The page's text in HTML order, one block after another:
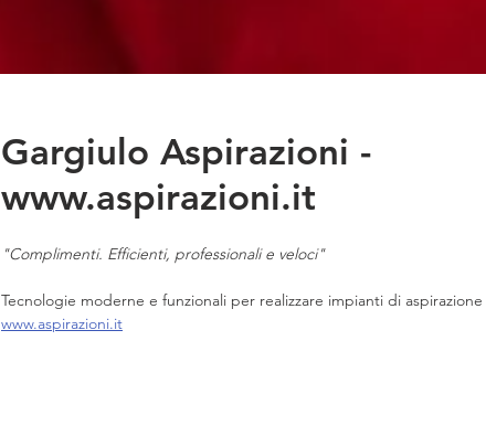
Gargiulo Aspirazioni -
www.aspirazioni.it
"Complimenti. Efficienti, professionali e veloci"
Tecnologie moderne e funzionali per realizzare impianti di
www.aspirazioni.it